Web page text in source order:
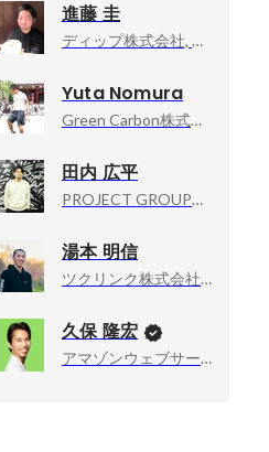
進藤 圭
ディップ株式会社, BizOps本部長
Yuta Nomura
Green Carbon株式会社, 管理本部長
田内 広平
PROJECT GROUP株式会社, 代表取締役CEO
湯本 明信
ツクリンク株式会社, エンジニアリングマネージャー
久保 隆宏
アマゾンウェブサービスジャパン合同会社, Developer Relations Machine Learning